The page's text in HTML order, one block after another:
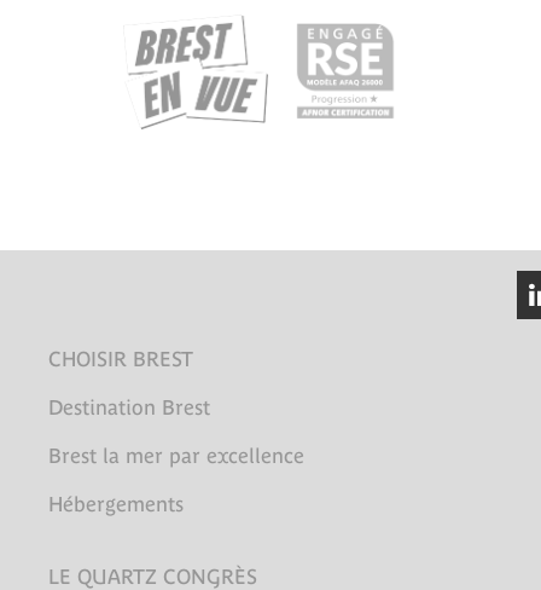
CHOISIR BREST
Destination Brest
Brest la mer par excellence
Hébergements
LE QUARTZ CONGRÈS